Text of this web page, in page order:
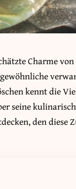
Charme
kennt die
seine
den diese